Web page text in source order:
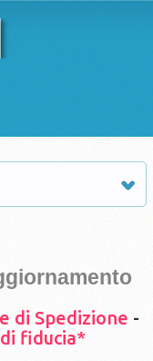
di Spedizione -
fiducia*